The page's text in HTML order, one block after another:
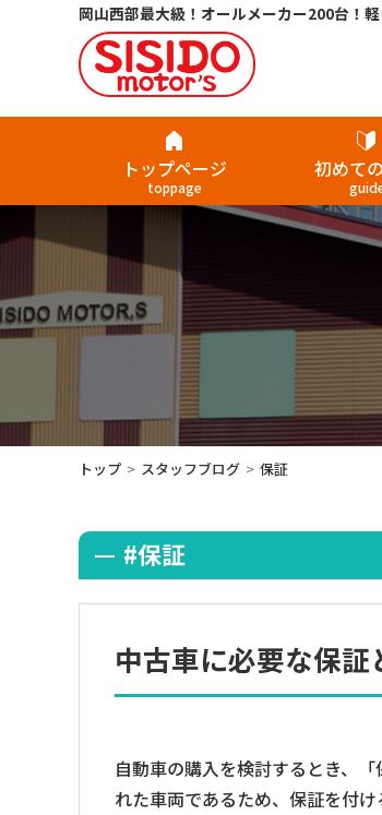
岡山西部最大級！オールメーカー200台！
トップページ
toppage
初めて
トップ スタッフブログ 保証
#保証
中古車に必要な保証
自動車の購入を検討するとき、
れた車両であるため、保証を付